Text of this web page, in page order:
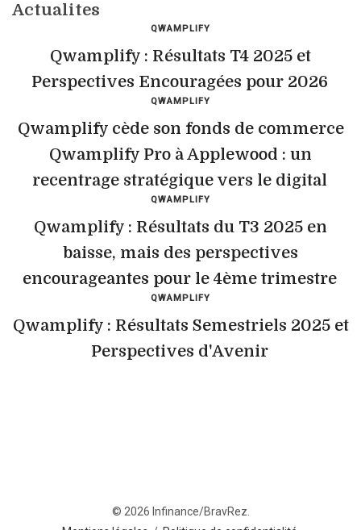
Actualites
QWAMPLIFY
Qwamplify : Résultats T4 2025 et
Perspectives Encouragées pour 2026
QWAMPLIFY
Qwamplify cède son fonds de commerce
Qwamplify Pro à Applewood : un
recentrage stratégique vers le digital
QWAMPLIFY
Qwamplify : Résultats du T3 2025 en
baisse, mais des perspectives
encourageantes pour le 4ème trimestre
QWAMPLIFY
Qwamplify : Résultats Semestriels 2025 et
Perspectives d'Avenir
© 2026 Infinance/BravRez.